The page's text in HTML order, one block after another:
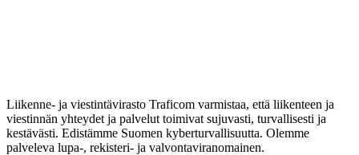
Liikenne- ja viestintävirasto Traficom varmistaa, että liikenteen ja
viestinnän yhteydet ja palvelut toimivat sujuvasti, turvallisesti ja
kestävästi. Edistämme Suomen kyberturvallisuutta. Olemme
palveleva lupa-, rekisteri- ja valvontaviranomainen.